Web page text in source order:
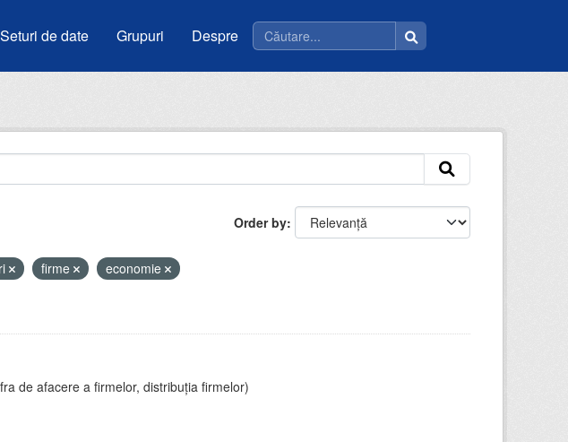
Seturi de date Grupuri Despre
Order by
firme
economie
de afacere a firmelor, distribuția firmelor)